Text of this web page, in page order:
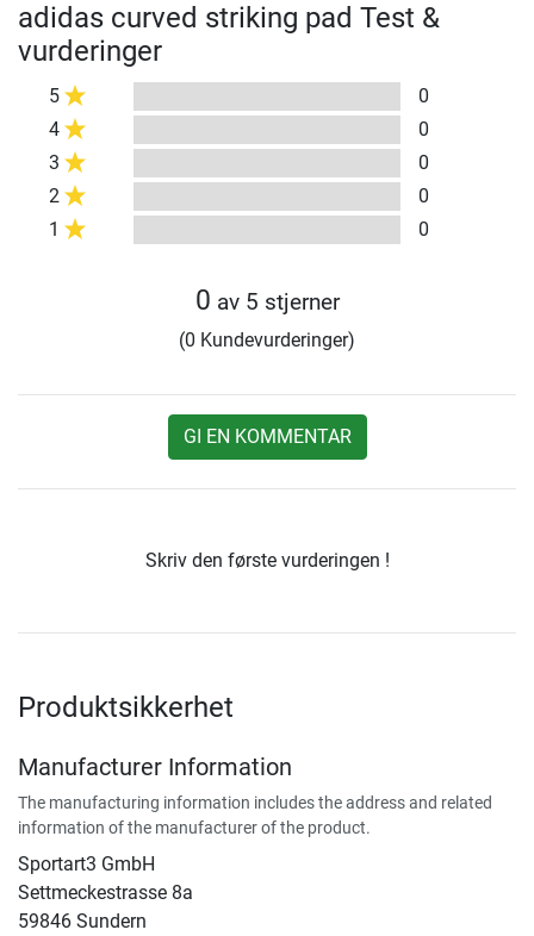
adidas curved striking pad Test &
vurderinger
5
0
4
0
3
0
2
0
1
0
0 av 5 stjerner
(0 Kundevurderinger)
GI EN KOMMENTAR
Skriv den første vurderingen !
Produktsikkerhet
Manufacturer Information
The manufacturing information includes the address and related
information of the manufacturer of the product.
Sportart3 GmbH
Settmeckestrasse 8a
59846 Sundern